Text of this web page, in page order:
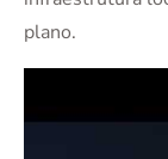
plano.